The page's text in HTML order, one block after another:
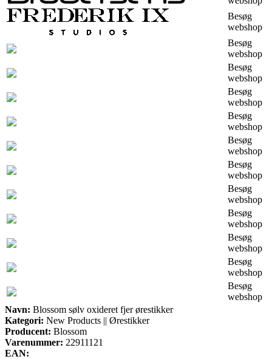
Besøg
webshop
Besøg
webshop
Besøg
webshop
Besøg
webshop
Besøg
webshop
Besøg
webshop
Besøg
webshop
Besøg
webshop
Besøg
webshop
Besøg
webshop
Besøg
webshop
Besøg
webshop
Navn: Blossom sølv oxideret fjer ørestikker
Kategori: New Products || Ørestikker
Producent: Blossom
Varenummer: 22911121
EAN: